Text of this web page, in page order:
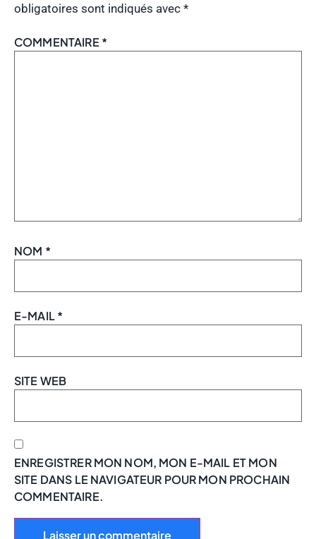
obligatoires sont indiqués avec *
COMMENTAIRE *
NOM *
E-MAIL*
SITE WEB
ENREGISTRER MON NOM, MON E-MAIL ET MON
SITE DANS LE NAVIGATEUR POUR MON PROCHAIN
COMMENTAIRE.